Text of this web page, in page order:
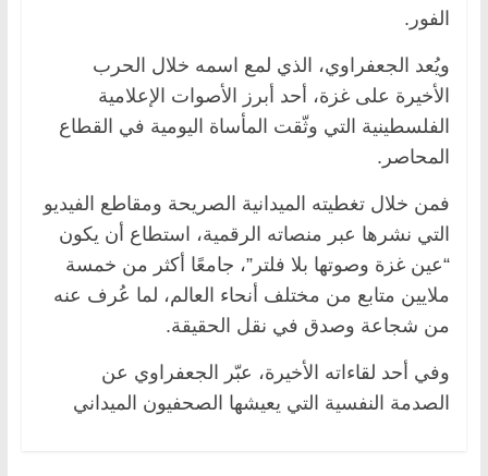
الفور.
ويُعد الجعفراوي، الذي لمع اسمه خلال الحرب
الأخيرة على غزة، أحد أبرز الأصوات الإعلامية
الفلسطينية التي وثّقت المأساة اليومية في القطاع
المحاصر.
فمن خلال تغطيته الميدانية الصريحة ومقاطع الفيديو
التي نشرها عبر منصاته الرقمية، استطاع أن يكون
“عين غزة وصوتها بلا فلتر”، جامعًا أكثر من خمسة
ملايين متابع من مختلف أنحاء العالم، لما عُرف عنه
من شجاعة وصدق في نقل الحقيقة.
وفي أحد لقاءاته الأخيرة، عبّر الجعفراوي عن
الصدمة النفسية التي يعيشها الصحفيون الميداني